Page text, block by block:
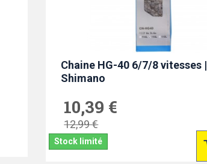
Chaine HG-40 6/7/8 vitesses |
Shimano
10,39 €
12,99 €
Stock limité